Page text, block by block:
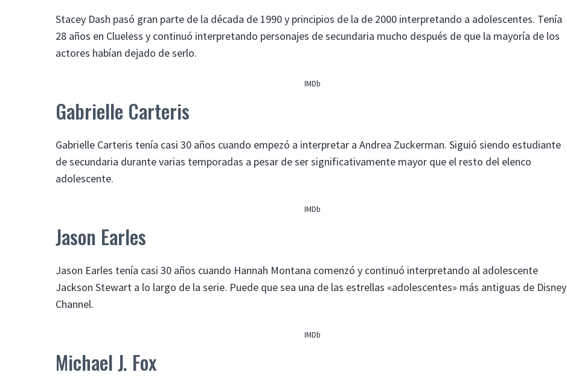
Stacey Dash pasó gran parte de la década de 1990 y principios de la de 2000 interpretando a adolescentes. Tenía
28 años en Clueless y continuó interpretando personajes de secundaria mucho después de que la mayoría de los
actores habían dejado de serlo.
IMDb
Gabrielle Carteris
Gabrielle Carteris tenía casi 30 años cuando empezó a interpretar a Andrea Zuckerman. Siguió siendo estudiante
de secundaria durante varias temporadas a pesar de ser significativamente mayor que el resto del elenco
adolescente.
IMDb
Jason Earles
Jason Earles tenía casi 30 años cuando Hannah Montana comenzó y continuó interpretando al adolescente
Jackson Stewart a lo largo de la serie. Puede que sea una de las estrellas «adolescentes» más antiguas de Disney
Channel.
IMDb
Michael J. Fox